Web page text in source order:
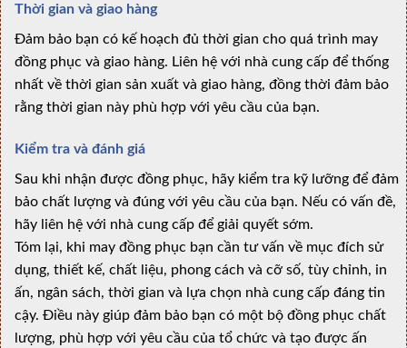
Thời gian và giao hàng
Đảm bảo bạn có kế hoạch đủ thời gian cho quá trình may
đồng phục và giao hàng. Liên hệ với nhà cung cấp để thống
nhất về thời gian sản xuất và giao hàng, đồng thời đảm bảo
rằng thời gian này phù hợp với yêu cầu của bạn.
Kiểm tra và đánh giá
Sau khi nhận được đồng phục, hãy kiểm tra kỹ lưỡng để đảm
bảo chất lượng và đúng với yêu cầu của bạn. Nếu có vấn đề,
hãy liên hệ với nhà cung cấp để giải quyết sớm.
Tóm lại, khi may đồng phục bạn cần tư vấn về mục đích sử
dụng, thiết kế, chất liệu, phong cách và cỡ số, tùy chỉnh, in
ấn, ngân sách, thời gian và lựa chọn nhà cung cấp đáng tin
cậy. Điều này giúp đảm bảo bạn có một bộ đồng phục chất
lượng, phù hợp với yêu cầu của tổ chức và tạo được ấn